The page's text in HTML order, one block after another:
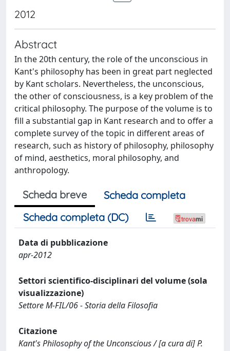
2012
Abstract
In the 20th century, the role of the unconscious in
Kant's philosophy has been in great part neglected
by Kant scholars. Nevertheless, the unconscious,
the other of consciousness, is a key problem of the
critical philosophy. The purpose of the volume is to
fill a substantial gap in Kant research and to offer a
complete survey of the topic in different areas of
research, such as history of philosophy, philosophy
of mind, aesthetics, moral philosophy, and
anthropology.
Scheda breve
Scheda completa
Scheda completa (DC)
Data di pubblicazione
apr-2012
Settori scientifico-disciplinari del volume (sola
visualizzazione)
Settore M-FIL/06 - Storia della Filosofia
Citazione
Kant's Philosophy of the Unconscious / [a cura di] P.